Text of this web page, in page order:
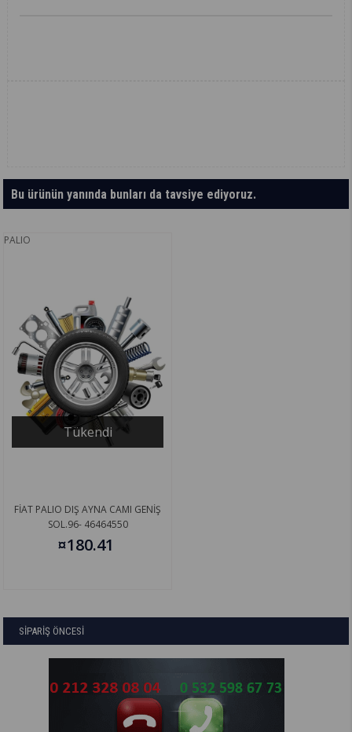
Bu ürünün yanında bunları da tavsiye ediyoruz.
PALIO
Tükendi
FİAT PALIO DIŞ AYNA CAMI GENİŞ
SOL.96- 46464550
¤180.41
SİPARİŞ ÖNCESİ